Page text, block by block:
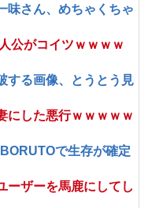
味さん、めちゃくちゃ
公がコイツｗｗｗｗ
する画像、とうとう見
にした悪行ｗｗｗｗｗ
で生存が確定
ーザーを馬鹿にしてし